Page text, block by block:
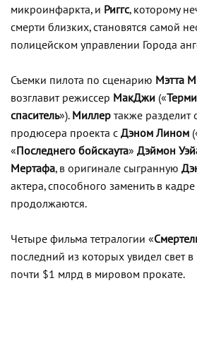
микроинфаркта, и Риггс, которому
смерти близких, становятся самой
полицейском управлении Города
Съемки пилота по сценарию Мэтта
возглавит режиссер МакДжи («
спаситель»). Миллер также разделит
продюсера проекта с Дэном Лином
«Последнего бойскаута» Дэймон
Мертафа, в оригинале сыгранную
актера, способного заменить в кадре
продолжаются.
Четыре фильма тетралогии «
последний из которых увидел свет
почти $1 млрд в мировом прокате.